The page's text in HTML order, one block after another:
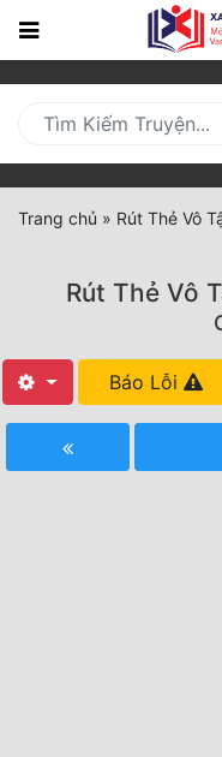
Trang
Mới
Cập
Nhật
(current)
Tất Cả
Trang chủ » Rút Thẻ Vô
Rút Thẻ Vô
Báo Lỗi